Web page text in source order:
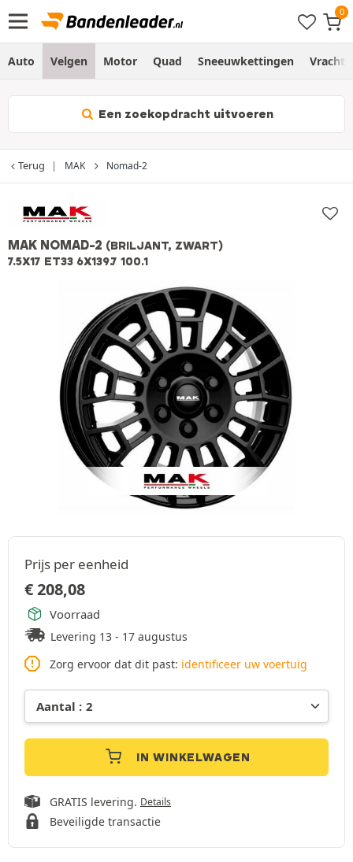
Auto Velgen Motor Quad Sneeuwkettingen
Een zoekopdracht uitvoeren
Terug MAK Nomad-2
MAK NOMAD-2 (BRILJANT, ZWART)
7.5X17 ET33 6X139.7 100.1
Prijs per eenheid
€208,08
Voorraad
Levering 13 - 17 augustus
Zorg ervoor dat dit past: identificeer uw voertuig
IN WINKELWAGEN
GRATIS levering. Details
Beveiligde transactie